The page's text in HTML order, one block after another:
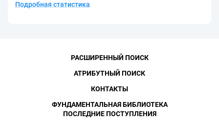
Подробная статистика
РАСШИРЕННЫЙ ПОИСК
АТРИБУТНЫЙ ПОИСК
КОНТАКТЫ
ФУНДАМЕНТАЛЬНАЯ БИБЛИОТЕКА
ПОСЛЕДНИЕ ПОСТУПЛЕНИЯ